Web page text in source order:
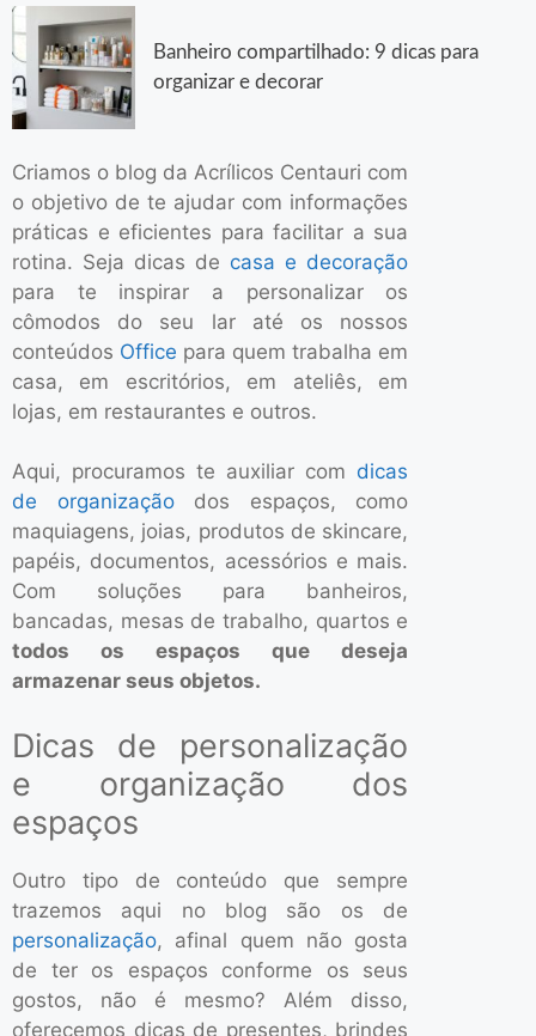
Banheiro compartilhado: 9 dicas para
organizar e decorar
Criamos o blog da Acrílicos Centauri com
o objetivo de te ajudar com informações
práticas e eficientes para facilitar a sua
rotina. Seja dicas de casa e decoração
para te inspirar a personalizar os
cômodos do seu lar até os nossos
conteúdos Office para quem trabalha em
casa, em escritórios, em ateliês, em
lojas, em restaurantes e outros.
Aqui, procuramos te auxiliar com dicas
de organizaçãodos espaços, como
maquiagens, joias, produtos de skincare,
papéis, documentos, acessórios e mais.
Com soluções para banheiros,
bancadas, mesas de trabalho, quartos e
todos os espaços que deseja
armazenar seus objetos.
Dicas de personalização
e organização dos
espaços
Outro tipo de conteúdo que sempre
trazemos aqui no blog são os de
personalização, afinal quem não gosta
de ter os espaços conforme os seus
gostos, não é mesmo? Além disso,
oferecemos dicas de presentes, brindes